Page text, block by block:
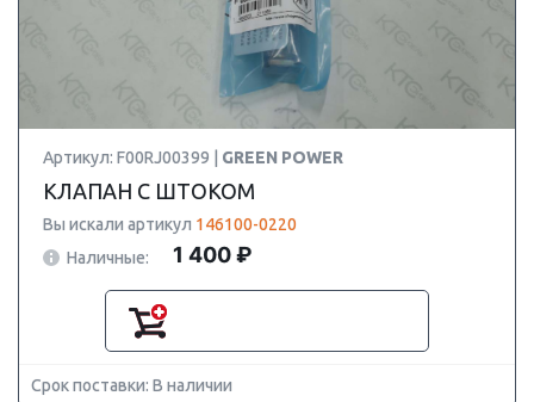
Артикул: F00RJ00399 | GREEN POWER
КЛАПАН С ШТОКОМ
Вы искали артикул 146100-0220
Наличные:
1 400 ₽
Срок поставки: В наличии